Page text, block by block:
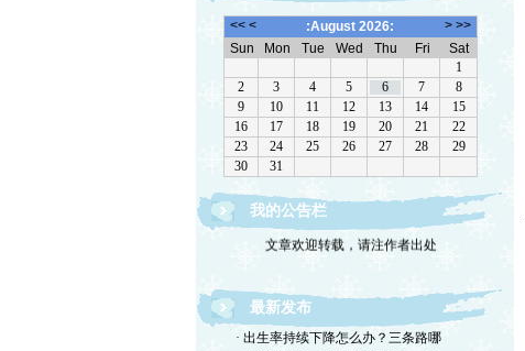
我的公告栏
文章欢迎转载，请注作者出处
最新发布
· 出生率持续下降怎么办？三条路哪